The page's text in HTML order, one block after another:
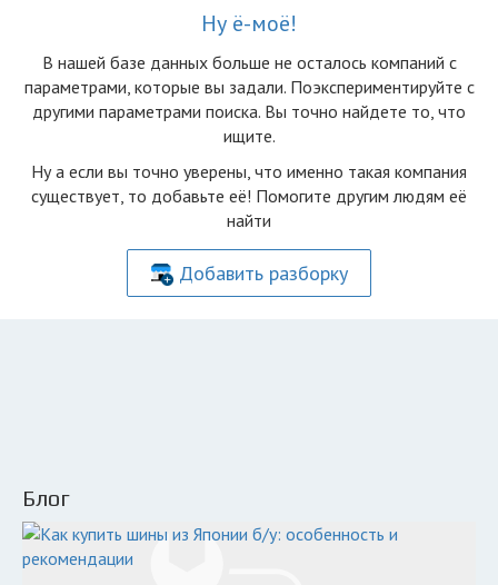
Ну ё-моё!
В нашей базе данных больше не осталоcь компаний с
параметрами, которые вы задали. Поэкспериментируйте с
другими параметрами поиска. Вы точно найдете то, что
ищите.
Ну а если вы точно уверены, что именно такая компания
существует, то добавьте её! Помогите другим людям её
найти
Добавить разборку
Блог